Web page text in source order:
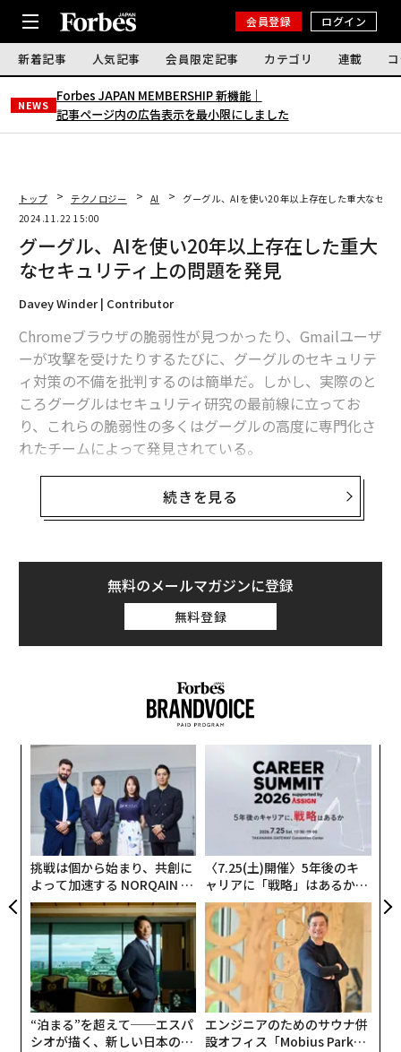
会員登録 ログイン
新着記事 人気記事 会員限定記事 カテゴリ 連載
NEWS
Forbes JAPAN MEMBERSHIP 新機能｜
記事ページ内の広告表示を最小限にしました
トップ テクノロジー AI
グーグル、AIを使い20年以上存在した重大なセキ
2024.11.22 15:00
グーグル、AIを使い20年以上存在した重大
なセキュリティ上の問題を発見
Davey Winder | Contributor
Chromeブラウザの脆弱性が見つかったり、Gmailユーザ
ーが攻撃を受けたりするたびに、グーグルのセキュリテ
ィ対策の不備を批判するのは簡単だ。しかし、実際のと
ころグーグルはセキュリティ研究の最前線に立ってお
り、これらの脆弱性の多くはグーグルの高度に専門化さ
れたチームによって発見されている。
たとえば、グーグルの「Threat Analysis Group
（脅威分
析グループ）」は、グーグル製品におけるゼロデイ脅威
かにすることで知られており、「政府支援のハッキング
やグーグルおよびそのユーザーに対する攻撃に対抗す
る」任務を持っている。また、「
Jigsaw（ジグソー）ユニット」は「開かれた社会に対す
る脅威を探求する」役割を果たしている。
今回、新たにAIを防御に活用する能力を持つ別のセキュ
リティ専門家集団が加わった。それがグーグルの「
OSS-Fuzzチーム」だ。彼らは、インターネットの多く
のインフラを支える重要なOpenSSLライブラリ（インタ
ーネット通信の暗号化に広く使われるオープンソースの
暗号化ライブラリ）を含む、26件の新たな脆弱性をオー
プンソースプロジェクトの管理者に報告した。
AIで長年隠されていたセキュリティ上の脆弱性
を発見
グーグルの大規模言語モデル（LLM）を用いたAI脆弱性
検出エージェント「Big Sleep（ビッグスリープ）」
が、広く使用されているゼロデイで悪用可能なメモリ安
全性に関する未知の脆弱性を発見したことに続き、AIが
主導するもう1つの重大なセキュリティ上の発見があっ
た。
続きを見る
無料のメールマガジンに登録
無料登録
挑戦は個から始まり、共創に
よって加速する NORQAIN JA
PAN 特別座談会
〈7.25(土)開催〉5年後のキ
ャリアに「戦略」はあるか。
トップエグゼクティブのキャ
リアに触れる1日│CAREER S
UMMIT 2026
“泊まる”を超えて──エスパ
シオが描く、新しい日本のラ
エンジニアのためのサウナ併
設オフィス「Mobius Park」